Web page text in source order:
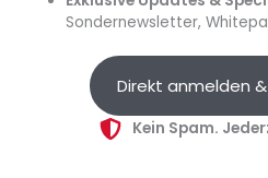
im Werksviertel in München
Gastrofamilie Portenlänger in
Sondernewsletter,
Direkt anmelden
Kein Spam.